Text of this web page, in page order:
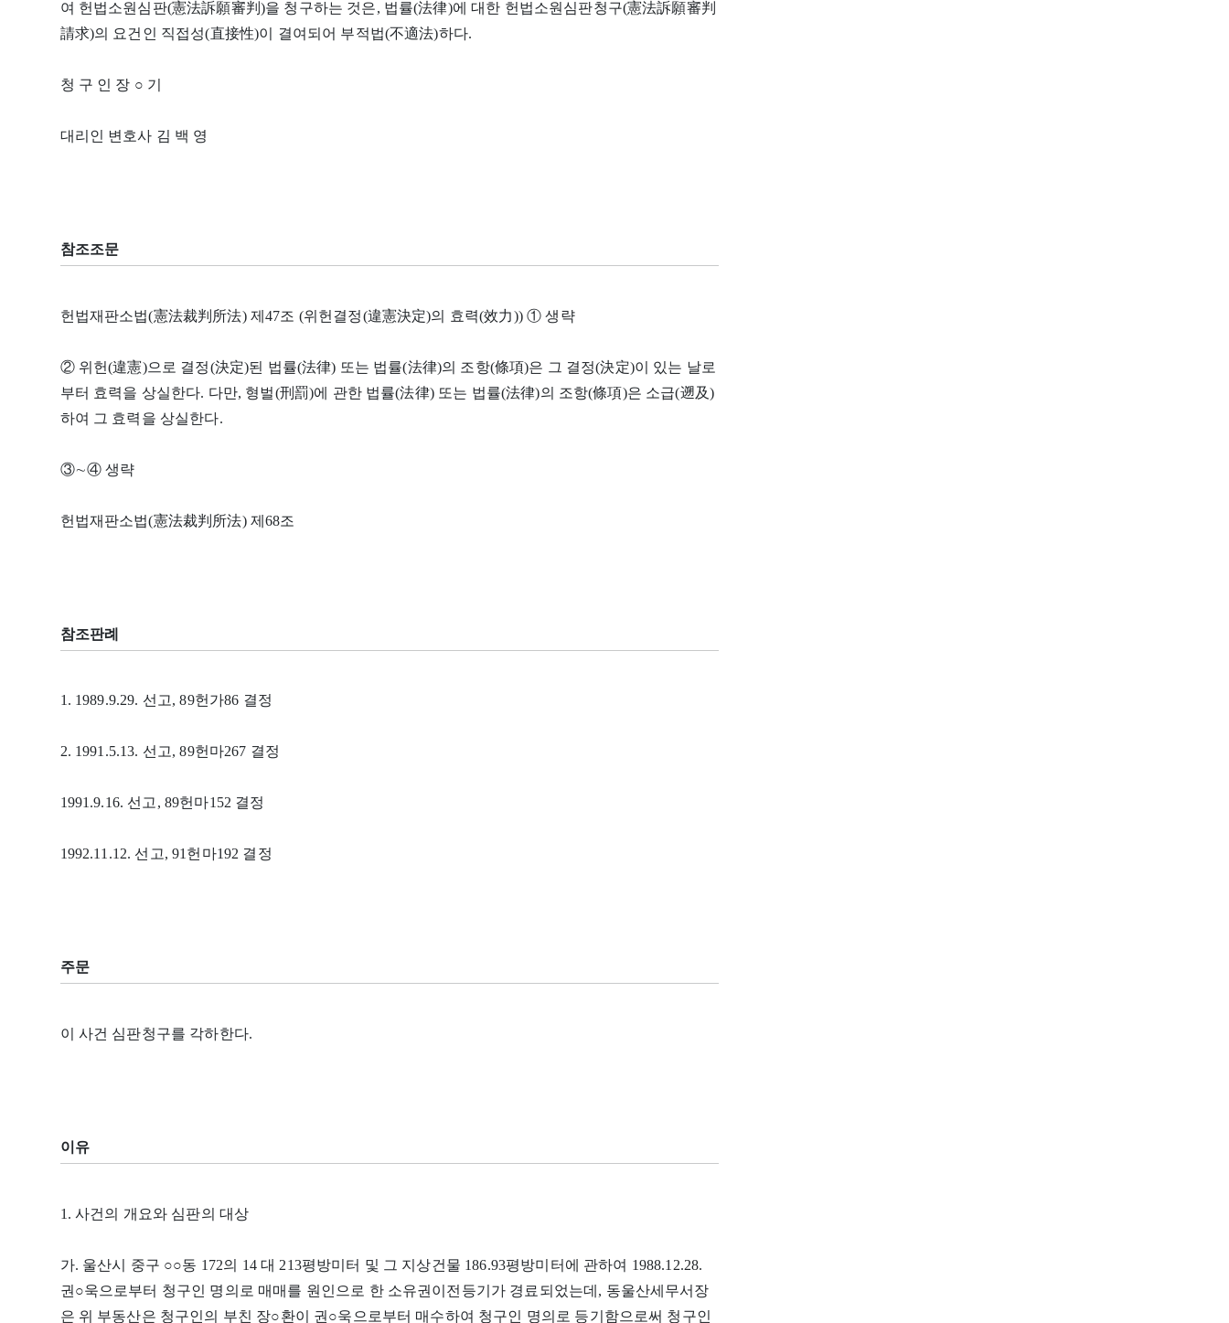
여 헌법소원심판(憲法訴願審判)을 청구하는 것은, 법률(法律)에 대한 헌법소원심판청구(憲法訴願審判
請求)의 요건인 직접성(直接性)이 결여되어 부적법(不適法)하다.
청 구 인 장 ○ 기
대리인 변호사 김 백 영
참조조문
헌법재판소법(憲法裁判所法) 제47조 (위헌결정(違憲決定)의 효력(效力)) ① 생략
② 위헌(違憲)으로 결정(決定)된 법률(法律) 또는 법률(法律)의 조항(條項)은 그 결정(決定)이 있는 날로
부터 효력을 상실한다. 다만, 형벌(刑罰)에 관한 법률(法律) 또는 법률(法律)의 조항(條項)은 소급(遡及)
하여 그 효력을 상실한다.
③∼④ 생략
헌법재판소법(憲法裁判所法) 제68조
참조판례
1. 1989.9.29. 선고, 89헌가86 결정
2. 1991.5.13. 선고, 89헌마267 결정
1991.9.16. 선고, 89헌마152 결정
1992.11.12. 선고, 91헌마192 결정
주문
이 사건 심판청구를 각하한다.
이유
1. 사건의 개요와 심판의 대상
가. 울산시 중구 ○○동 172의 14 대 213평방미터 및 그 지상건물 186.93평방미터에 관하여 1988.12.28.
권○욱으로부터 청구인 명의로 매매를 원인으로 한 소유권이전등기가 경료되었는데, 동울산세무서장
은 위 부동산은 청구인의 부친 장○환이 권○욱으로부터 매수하여 청구인 명의로 등기함으로써 청구인